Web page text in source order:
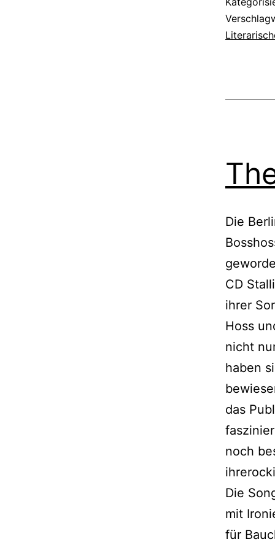
Die
CD
ihrer
Hoss
nicht
haben
das
noch
Die
mit
für